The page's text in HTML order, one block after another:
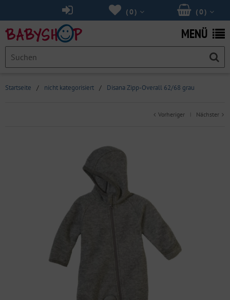
(0 )
(0 )
MENÜ
Startseite / nicht kategorisiert / Disana Zipp-Overall 62/68 grau
Vorheriger | Nächster